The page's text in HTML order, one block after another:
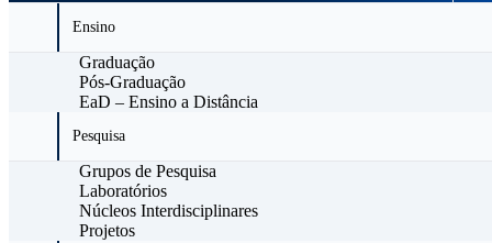
Ensino
Graduação
Pós-Graduação
EaD – Ensino a Distância
Pesquisa
Grupos de Pesquisa
Laboratórios
Núcleos Interdisciplinares
Projetos